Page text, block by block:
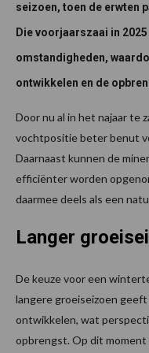
seizoen, toen de erwten
Die voorjaarszaai in
omstandigheden,
ontwikkelen en de
Door nu al in het najaar te
vochtpositie beter benut
Daarnaast kunnen de
efficiënter worden
daarmee deels als een
Langer
De keuze voor een
langere groeiseizoen
ontwikkelen, wat
opbrengst. Op dit